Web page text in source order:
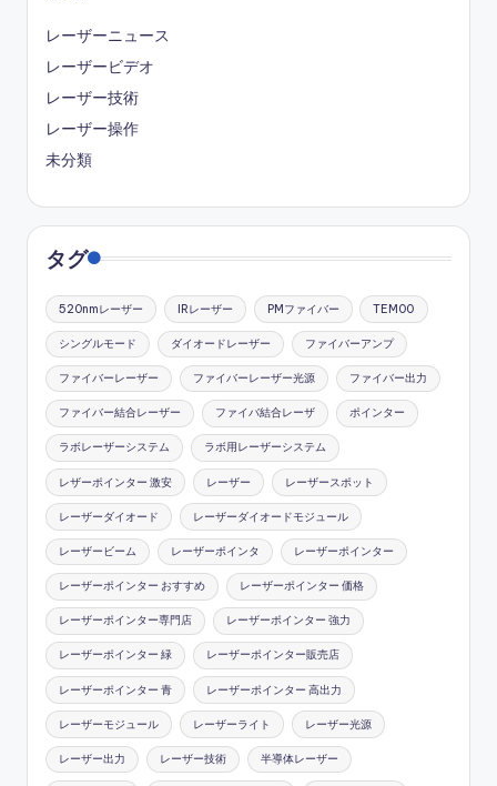
レーザーニュース
レーザービデオ
レーザー技術
レーザー操作
未分類
タグ
520nmレーザー IRレーザー PMファイバー TEM00
シングルモード ダイオードレーザー ファイバーアンプ
ファイバーレーザー ファイバーレーザー光源 ファイバー出力
ファイバー結合レーザー ファイバ結合レーザ ポインター
ラボレーザーシステム ラボ用レーザーシステム
レザーポインター 激安 レーザー レーザースポット
レーザーダイオード レーザーダイオードモジュール
レーザービーム レーザーポインタ レーザーポインター
レーザーポインター おすすめ レーザーポインター 価格
レーザーポインター専門店 レーザーポインター 強力
レーザーポインター 緑 レーザーポインター販売店
レーザーポインター 青 レーザーポインター 高出力
レーザーモジュール レーザーライト レーザー光源
レーザー出力 レーザー技術 半導体レーザー